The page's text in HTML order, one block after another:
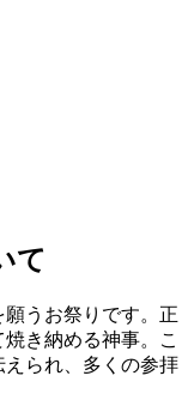
て
うお祭りです。正
き納める神事。こ
られ、多くの参拝